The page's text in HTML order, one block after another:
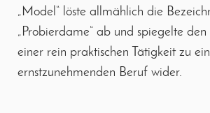
„Model“ löste allmählich die
„Probierdame“ ab und spiegelte
einer rein praktischen Tätigkeit zu
ernstzunehmenden Beruf wider.